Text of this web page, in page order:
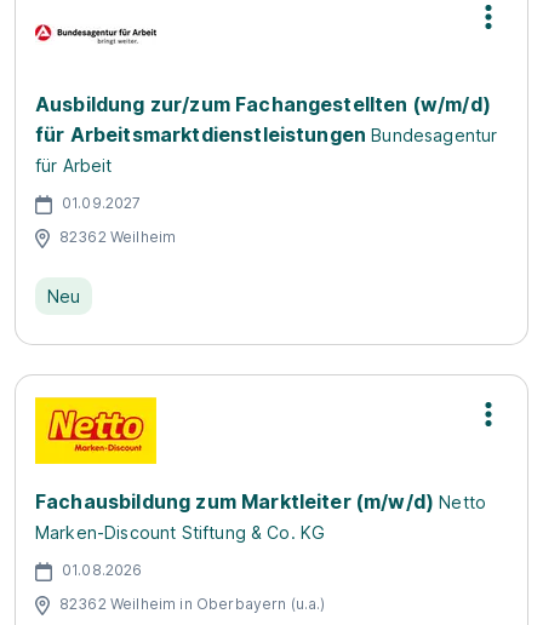
Ausbildung zur/zum Fachangestellten (w/m/d)
für Arbeitsmarktdienstleistungen Bundesagentur
für Arbeit
01.09.2027
82362 Weilheim
Neu
Fachausbildung zum Marktleiter (m/w/d) Netto
Marken-Discount Stiftung & Co. KG
01.08.2026
82362 Weilheim in Oberbayern (u.a.)